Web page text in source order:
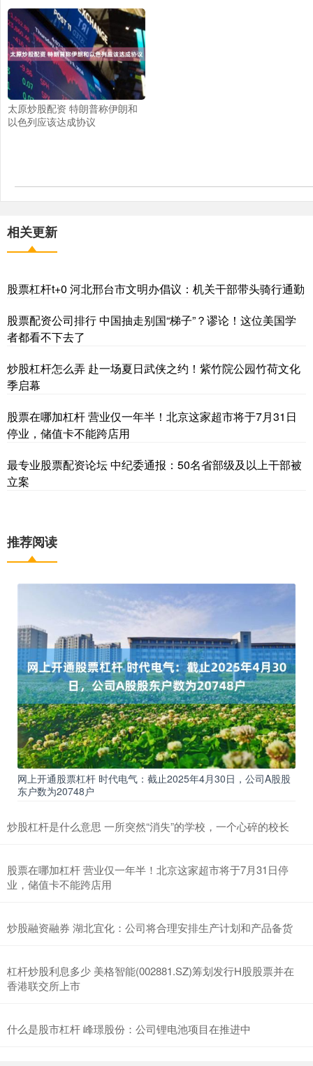
太原炒股配资 特朗普称伊朗和
以色列应该达成协议
相关更新
股票杠杆t+0 河北邢台市文明办倡议：机关干部带头骑行通勤
股票配资公司排行 中国抽走别国“梯子”？谬论！这位美国学
者都看不下去了
炒股杠杆怎么弄 赴一场夏日武侠之约！紫竹院公园竹荷文化
季启幕
股票在哪加杠杆 营业仅一年半！北京这家超市将于7月31日
停业，储值卡不能跨店用
最专业股票配资论坛 中纪委通报：50名省部级及以上干部被
立案
推荐阅读
网上开通股票杠杆 时代电气：截止2025年4月30日，公司A股股
东户数为20748户
炒股杠杆是什么意思 一所突然“消失”的学校，一个心碎的校长
股票在哪加杠杆 营业仅一年半！北京这家超市将于7月31日停
业，储值卡不能跨店用
炒股融资融券 湖北宜化：公司将合理安排生产计划和产品备货
杠杆炒股利息多少 美格智能(002881.SZ)筹划发行H股股票并在
香港联交所上市
什么是股市杠杆 峰璟股份：公司锂电池项目在推进中